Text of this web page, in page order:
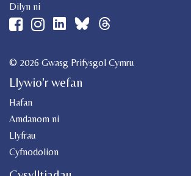
Dilyn ni
© 2026 Gwasg Prifysgol Cymru
Llywio'r wefan
Hafan
Amdanom ni
Llyfrau
Cyfnodolion